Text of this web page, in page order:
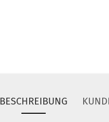
BESCHREIBUNG